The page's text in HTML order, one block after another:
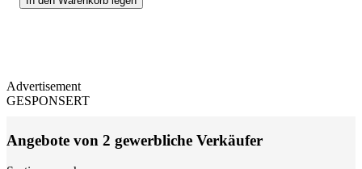
Advertisement
GESPONSERT
Angebote von 2 gewerbliche Verkäufer